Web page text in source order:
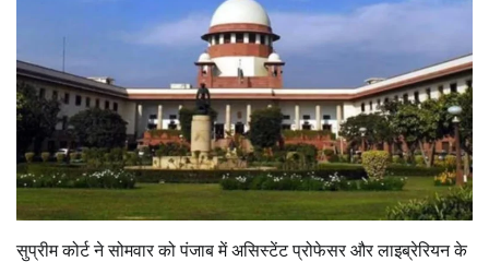
सुप्रीम कोर्ट ने सोमवार को पंजाब में असिस्टेंट प्रोफेसर और लाइब्रेरियन के